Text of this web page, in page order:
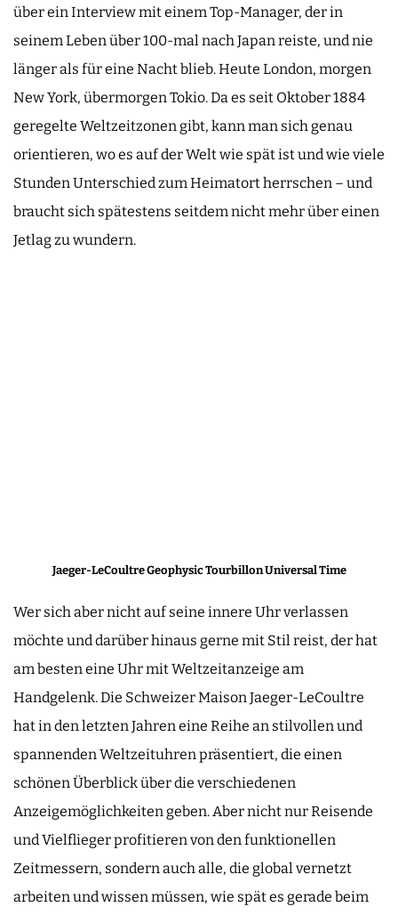
über ein Interview mit einem Top-Manager, der in
seinem Leben über 100-mal nach Japan reiste, und nie
länger als für eine Nacht blieb. Heute London, morgen
New York, übermorgen Tokio. Da es seit Oktober 1884
geregelte Weltzeitzonen gibt, kann man sich genau
orientieren, wo es auf der Welt wie spät ist und wie viele
Stunden Unterschied zum Heimatort herrschen – und
braucht sich spätestens seitdem nicht mehr über einen
Jetlag zu wundern.
Jaeger-LeCoultre Geophysic Tourbillon Universal Time
Wer sich aber nicht auf seine innere Uhr verlassen
möchte und darüber hinaus gerne mit Stil reist, der hat
am besten eine Uhr mit Weltzeitanzeige am
Handgelenk. Die Schweizer Maison Jaeger-LeCoultre
hat in den letzten Jahren eine Reihe an stilvollen und
spannenden Weltzeituhren präsentiert, die einen
schönen Überblick über die verschiedenen
Anzeigemöglichkeiten geben. Aber nicht nur Reisende
und Vielflieger profitieren von den funktionellen
Zeitmessern, sondern auch alle, die global vernetzt
arbeiten und wissen müssen, wie spät es gerade beim